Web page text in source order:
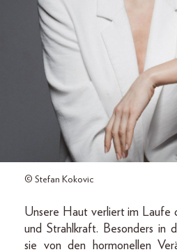
© Stefan Kokovic
Unsere Haut verliert im Laufe
und Strahlkraft. Besonders in
sie von den hormonellen